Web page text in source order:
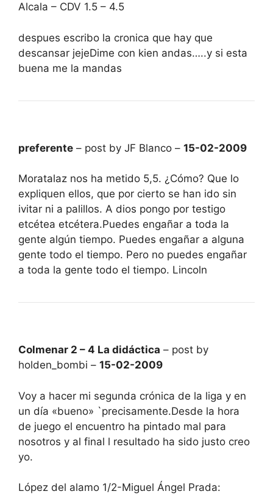
Alcala – CDV 1.5 – 4.5
despues escribo la cronica que hay que
descansar jejeDime con kien andas…..y si esta
buena me la mandas
preferente – post by JF Blanco – 15-02-2009
Moratalaz nos ha metido 5,5. ¿Cómo? Que lo
expliquen ellos, que por cierto se han ido sin
ivitar ni a palillos. A dios pongo por testigo
etcétea etcétera.Puedes engañar a toda la
gente algún tiempo. Puedes engañar a alguna
gente todo el tiempo. Pero no puedes engañar
a toda la gente todo el tiempo. Lincoln
Colmenar 2 – 4 La didáctica – post by
holden_bombi – 15-02-2009
Voy a hacer mi segunda crónica de la liga y en
un día «bueno» `precisamente.Desde la hora
de juego el encuentro ha pintado mal para
nosotros y al final l resultado ha sido justo creo
yo.
López del alamo 1/2-Miguel Ángel Prada: